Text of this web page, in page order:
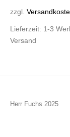
zzgl.
Lieferzeit: 1-3
Versand
Herr Fuchs 2025